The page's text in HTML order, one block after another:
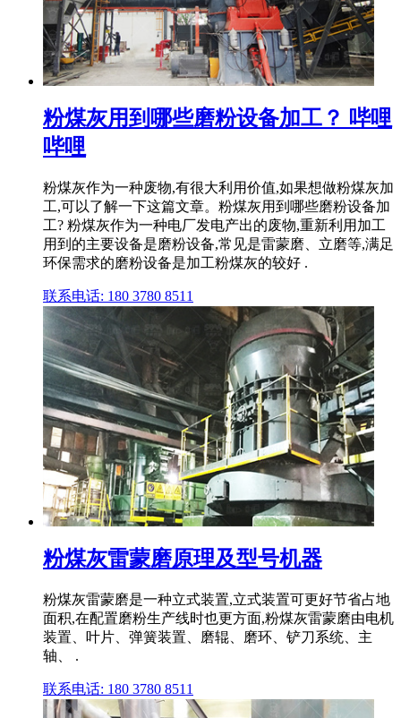
粉煤灰用到哪些磨粉设备加工？ 哔哩
哔哩
粉煤灰作为一种废物,有很大利用价值,如果想做粉煤灰加
工,可以了解一下这篇文章。粉煤灰用到哪些磨粉设备加
工? 粉煤灰作为一种电厂发电产出的废物,重新利用加工
用到的主要设备是磨粉设备,常见是雷蒙磨、立磨等,满足
环保需求的磨粉设备是加工粉煤灰的较好 .
联系电话: 180 3780 8511
粉煤灰雷蒙磨原理及型号机器
粉煤灰雷蒙磨是一种立式装置,立式装置可更好节省占地
面积,在配置磨粉生产线时也更方面,粉煤灰雷蒙磨由电机
装置、叶片、弹簧装置、磨辊、磨环、铲刀系统、主
轴、 .
联系电话: 180 3780 8511